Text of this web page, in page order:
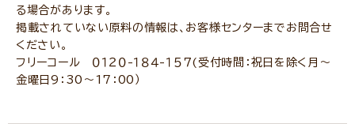
る場合があります。
掲載されていない原料の情報は、お客様センターまでお問合せ
ください。
フリーコール ０１２０-１８４-１５７(受付時間：祝日を除く月～
金曜日9：30～17：00）